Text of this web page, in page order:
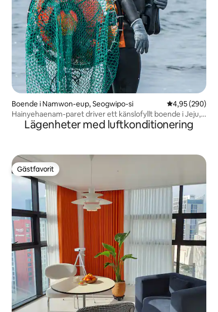
Boende i Namwon-eup, Seogwipo-si 4,95 av 5 i
4,95 (290)
Hainyehaenam-paret driver ett känslofyllt boende i Jeju,
en frukostrestaurang, Myeongrang Hainyehaenam
Homestay Angae-ri
Lägenheter med luftkonditionering
Gästfavorit
Gästfavorit